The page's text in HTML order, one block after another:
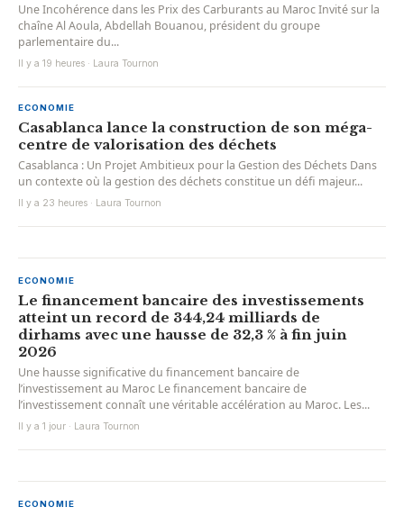
Une Incohérence dans les Prix des Carburants au Maroc Invité sur la
chaîne Al Aoula, Abdellah Bouanou, président du groupe
parlementaire du...
Il y a 19 heures · Laura Tournon
ECONOMIE
Casablanca lance la construction de son méga-
centre de valorisation des déchets
Casablanca : Un Projet Ambitieux pour la Gestion des Déchets Dans
un contexte où la gestion des déchets constitue un défi majeur...
Il y a 23 heures · Laura Tournon
ECONOMIE
Le financement bancaire des investissements
atteint un record de 344,24 milliards de
dirhams avec une hausse de 32,3 % à fin juin
2026
Une hausse significative du financement bancaire de
l’investissement au Maroc Le financement bancaire de
l’investissement connaît une véritable accélération au Maroc. Les...
Il y a 1 jour · Laura Tournon
ECONOMIE